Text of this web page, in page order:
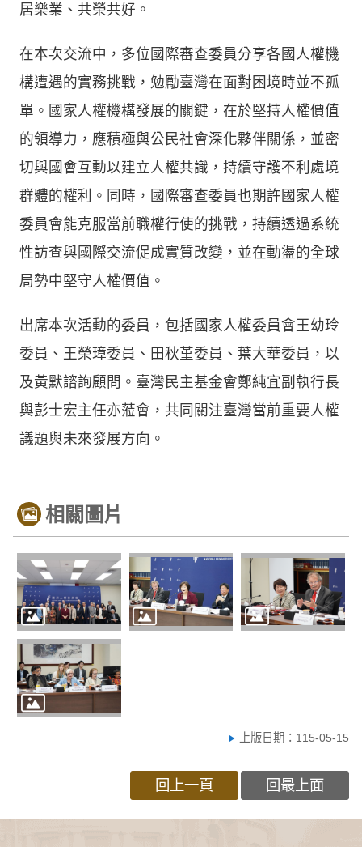
居樂業、共榮共好。
在本次交流中，多位國際審查委員分享各國人權機
構遭遇的實務挑戰，勉勵臺灣在面對困境時並不孤
單。國家人權機構發展的關鍵，在於堅持人權價值
的領導力，應積極與公民社會深化夥伴關係，並密
切與國會互動以建立人權共識，持續守護不利處境
群體的權利。同時，國際審查委員也期許國家人權
委員會能克服當前職權行使的挑戰，持續透過系統
性訪查與國際交流促成實質改變，並在動盪的全球
局勢中堅守人權價值。
出席本次活動的委員，包括國家人權委員會王幼玲
委員、王榮璋委員、田秋堇委員、葉大華委員，以
及黃默諮詢顧問。臺灣民主基金會鄭純宜副執行長
與彭士宏主任亦蒞會，共同關注臺灣當前重要人權
議題與未來發展方向。
相關圖片
上版日期：115-05-15
回上一頁 回最上面